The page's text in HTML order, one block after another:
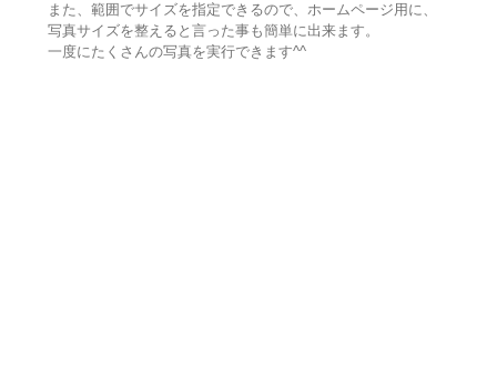
また、範囲でサイズを指定できるので、ホームページ用に、
写真サイズを整えると言った事も簡単に出来ます。
一度にたくさんの写真を実行できます^^